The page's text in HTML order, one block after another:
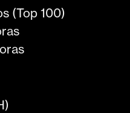
(Top 100)